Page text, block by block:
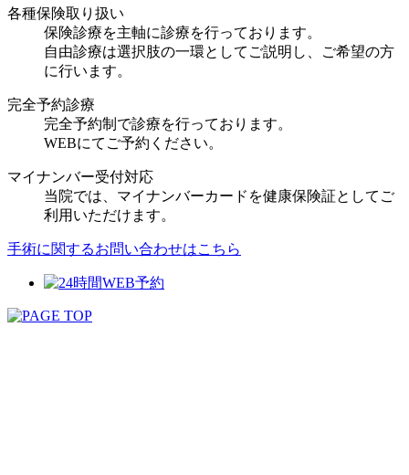
各種保険取り扱い
保険診療を主軸に診療を行っております。
自由診療は選択肢の一環としてご説明し、ご希望の方
に行います。
完全予約診療
完全予約制で診療を行っております。
WEBにてご予約ください。
マイナンバー受付対応
当院では、マイナンバーカードを健康保険証としてご
利用いただけます。
手術に関するお問い合わせはこちら